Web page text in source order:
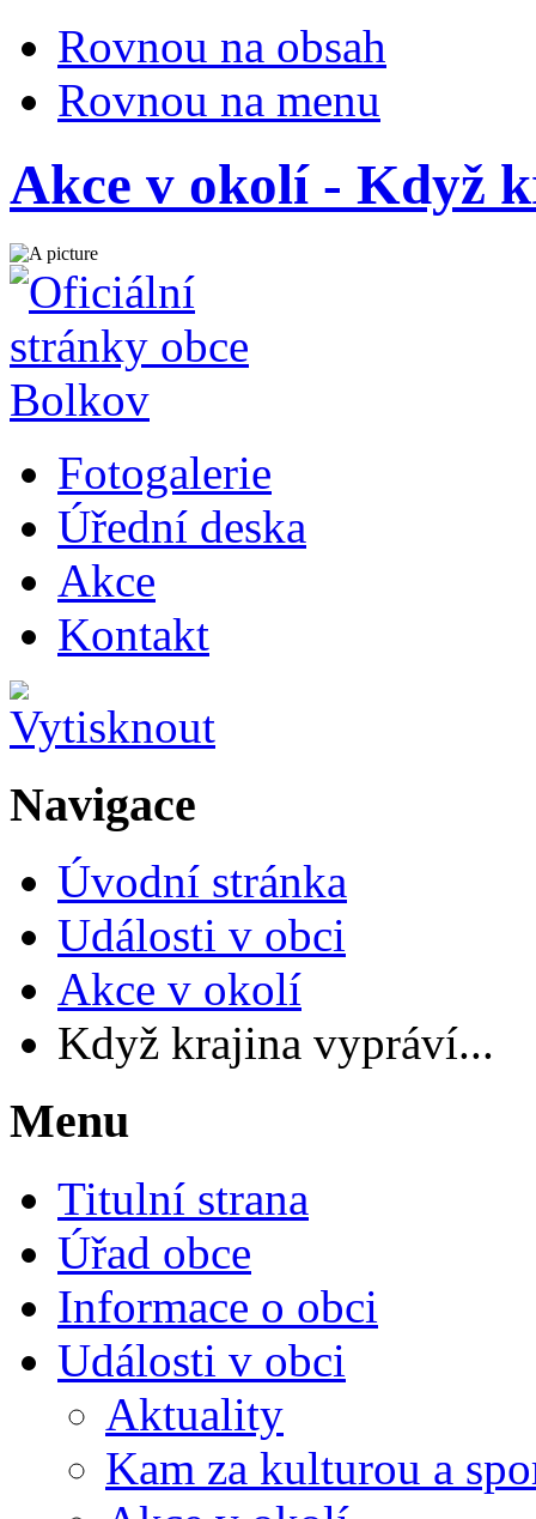
Rovnou na obsah
Rovnou na menu
Akce v okolí - Když
Fotogalerie
Úřední deska
Akce
Kontakt
Navigace
Úvodní stránka
Události v obci
Akce v okolí
Když krajina vypráví...
Menu
Titulní strana
Úřad obce
Informace o obci
Události v obci
Aktuality
Kam za kulturou a